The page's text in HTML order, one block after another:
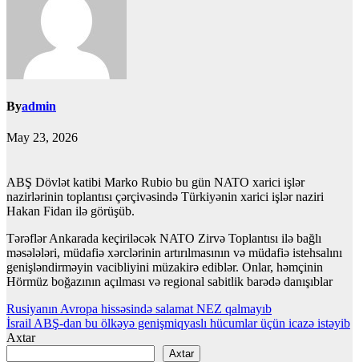
Byadmin
May 23, 2026
ABŞ Dövlət katibi Marko Rubio bu gün NATO xarici işlər
nazirlərinin toplantısı çərçivəsində Türkiyənin xarici işlər naziri
Hakan Fidan ilə görüşüb.
Tərəflər Ankarada keçiriləcək NATO Zirvə Toplantısı ilə bağlı
məsələləri, müdafiə xərclərinin artırılmasının və müdafiə istehsalını
genişləndirməyin vacibliyini müzakirə ediblər. Onlar, həmçinin
Hörmüz boğazının açılması və regional sabitlik barədə danışıblar
Yazı
naviqasiyası
Rusiyanın Avropa hissəsində salamat NEZ qalmayıb
İsrail ABŞ-dan bu ölkəyə genişmiqyaslı hücumlar üçün icazə istəyib
Axtar
Axtar